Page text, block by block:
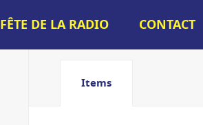
FÊTE DE LA RADIO CONTACT
Items